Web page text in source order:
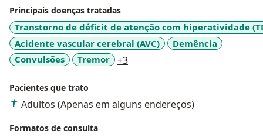
Principais doenças tratadas
Transtorno de déficit de atenção com hiperatividade
Acidente vascular cerebral (AVC)
Demência
Convulsões
Tremor +3a11y_sr_more_diseases
Pacientes que trato
Adultos (Apenas em alguns endereços)
Formatos de consulta